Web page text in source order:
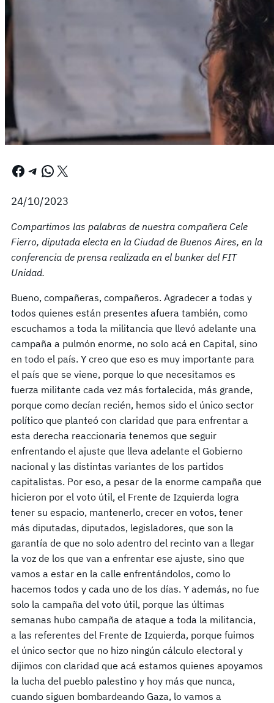
Facebook Telegram WhatsApp X
24/10/2023
Compartimos las palabras de nuestra compañera Cele
Fierro, diputada electa en la Ciudad de Buenos Aires, en la
conferencia de prensa realizada en el bunker del FIT
Unidad.
Bueno, compañeras, compañeros. Agradecer a todas y
todos quienes están presentes afuera también, como
escuchamos a toda la militancia que llevó adelante una
campaña a pulmón enorme, no solo acá en Capital, sino
en todo el país. Y creo que eso es muy importante para
el país que se viene, porque lo que necesitamos es
fuerza militante cada vez más fortalecida, más grande,
porque como decían recién, hemos sido el único sector
político que planteó con claridad que para enfrentar a
esta derecha reaccionaria tenemos que seguir
enfrentando el ajuste que lleva adelante el Gobierno
nacional y las distintas variantes de los partidos
capitalistas. Por eso, a pesar de la enorme campaña que
hicieron por el voto útil, el Frente de Izquierda logra
tener su espacio, mantenerlo, crecer en votos, tener
más diputadas, diputados, legisladores, que son la
garantía de que no solo adentro del recinto van a llegar
la voz de los que van a enfrentar ese ajuste, sino que
vamos a estar en la calle enfrentándolos, como lo
hacemos todos y cada uno de los días. Y además, no fue
solo la campaña del voto útil, porque las últimas
semanas hubo campaña de ataque a toda la militancia,
a las referentes del Frente de Izquierda, porque fuimos
el único sector que no hizo ningún cálculo electoral y
dijimos con claridad que acá estamos quienes apoyamos
la lucha del pueblo palestino y hoy más que nunca,
cuando siguen bombardeando Gaza, lo vamos a